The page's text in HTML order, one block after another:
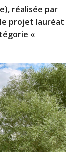
réalisée par
projet lauréat
«